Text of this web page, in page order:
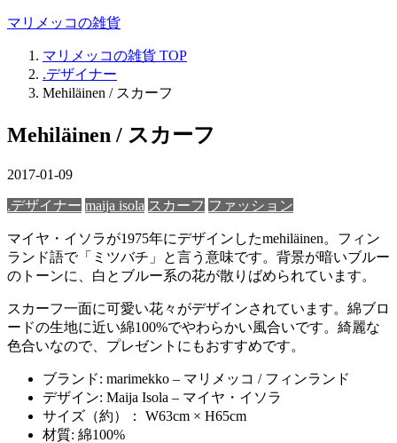
マリメッコの雑貨
マリメッコの雑貨 TOP
.デザイナー
Mehiläinen / スカーフ
Mehiläinen / スカーフ
2017-01-09
.デザイナー maija isola スカーフ ファッション
マイヤ・イソラが1975年にデザインしたmehiläinen。フィン
ランド語で「ミツバチ」と言う意味です。背景が暗いブルー
のトーンに、白とブルー系の花が散りばめられています。
スカーフ一面に可愛い花々がデザインされています。綿ブロ
ードの生地に近い綿100%でやわらかい風合いです。綺麗な
色合いなので、プレゼントにもおすすめです。
ブランド: marimekko – マリメッコ / フィンランド
デザイン: Maija Isola – マイヤ・イソラ
サイズ（約）： W63cm × H65cm
材質: 綿100%